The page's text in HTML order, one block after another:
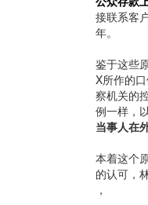
接联系客
年。
鉴于这些
X所作的
察机关的
例一样，
当事人在
本着这个
的认可，
，